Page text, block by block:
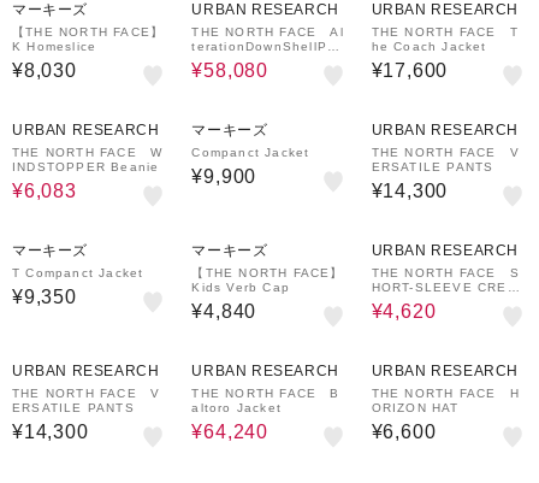
マーキーズ
【THE NORTH FACE】
K Homeslice
¥8,030
URBAN RESEARCH
THE NORTH FACE Al
terationDownShellPar
ka
¥58,080
URBAN RESEARCH
THE NORTH FACE T
he Coach Jacket
¥17,600
URBAN RESEARCH
THE NORTH FACE W
INDSTOPPER Beanie
¥6,083
マーキーズ
Companct Jacket
¥9,900
URBAN RESEARCH
THE NORTH FACE V
ERSATILE PANTS
¥14,300
マーキーズ
T Companct Jacket
¥9,350
マーキーズ
【THE NORTH FACE】
Kids Verb Cap
¥4,840
URBAN RESEARCH
THE NORTH FACE S
HORT-SLEEVE CREP
E WEAVE T-SHIRTS
¥4,620
URBAN RESEARCH
THE NORTH FACE V
ERSATILE PANTS
¥14,300
URBAN RESEARCH
THE NORTH FACE B
altoro Jacket
¥64,240
URBAN RESEARCH
THE NORTH FACE H
ORIZON HAT
¥6,600